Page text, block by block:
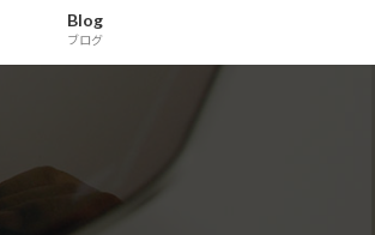
Blog
ブログ